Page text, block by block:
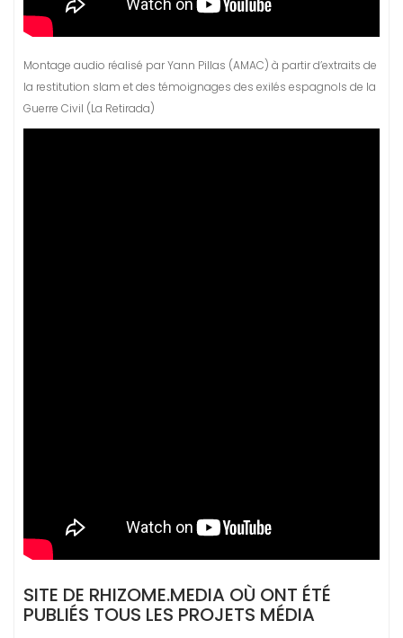
Montage audio réalisé par Yann Pillas (AMAC) à partir d’extraits de
la restitution slam et des témoignages des exilés espagnols de la
Guerre Civil (La Retirada)
SITE DE RHIZOME.MEDIA OÙ ONT ÉTÉ
PUBLIÉS TOUS LES PROJETS MÉDIA